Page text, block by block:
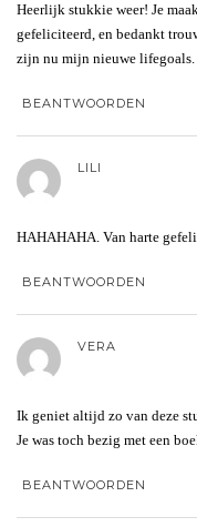
Heerlijk stukkie weer! Je
gefeliciteerd, en bedankt
zijn nu mijn nieuwe lifegoals.
BEANTWOORDEN
LILI
HAHAHAHA. Van harte
BEANTWOORDEN
VERA
Ik geniet altijd zo van deze
Je was toch bezig met een
BEANTWOORDEN